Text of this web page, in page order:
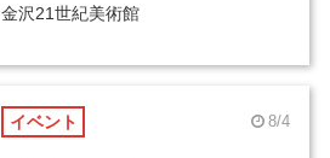
金沢21世紀美術館
イベント 8/4